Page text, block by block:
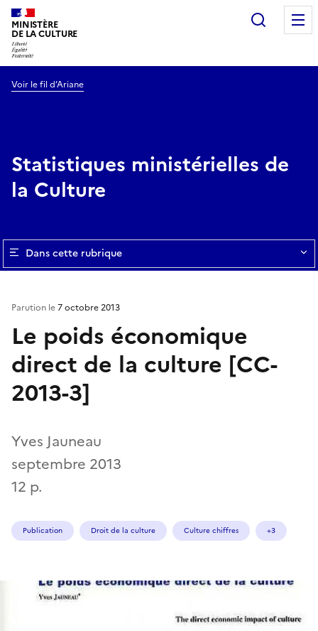
MINISTÈRE
DE LA CULTURE
Voir le fil d’Ariane
Statistiques ministérielles de
la Culture
Dans cette rubrique
Le poids économique
direct de la culture [CC-
2013-3]
Yves Jauneau
septembre 2013
12 p.
Parution le7 octobre 2013
Publication Droit de la culture Culture chiffres +3